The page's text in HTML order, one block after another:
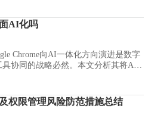
AI化吗
Chrome向AI一体化方向演进是数字
具协同的战略必然。本文分析其将AI
权限管理风险防范措施总结